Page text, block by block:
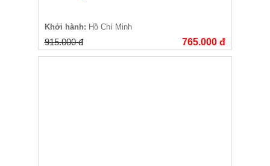
Khởi hành: Hồ Chí Minh
915.000 đ 765.000 đ